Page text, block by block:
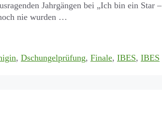
Jahrgängen bei „Ich bin ein Star –
nie wurden …
, Dschungelprüfung, Finale, IBES, IBES